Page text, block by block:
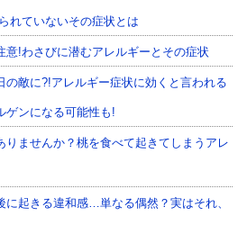
れていないその症状とは
意!わさびに潜むアレルギーとその症状
の敵に?!アレルギー症状に効くと言われる
ゲンになる可能性も!
りませんか？桃を食べて起きてしまうアレ
に起きる違和感…単なる偶然？実はそれ、